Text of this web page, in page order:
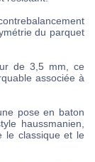
du parquet
de 3,5 mm, ce
associée à
pose en baton
haussmanien,
le classique et le